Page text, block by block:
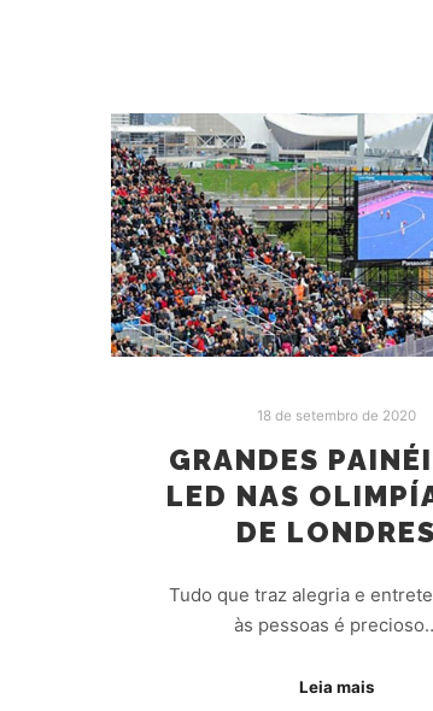
18 de setembro de 2020
GRANDES
LED NAS
DE LONDRES
Tudo que traz alegria e
às pessoas é
Leia mais